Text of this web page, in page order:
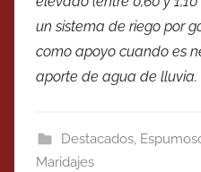
un sistema de riego por
como apoyo cuando es
aporte de agua de lluvia.
Destacados,
Maridajes